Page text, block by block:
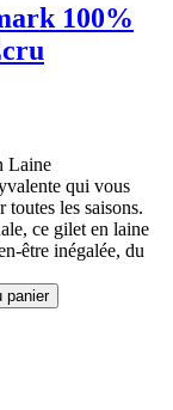
100%
Laine
qui vous
les saisons.
ce gilet en laine
être inégalée, du
panier